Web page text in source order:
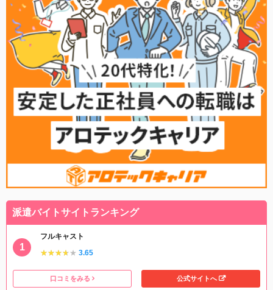
派遣バイトサイトランキング
フルキャスト
★★★★★
★★★★★ 3.65
口コミをみる 公式サイトへ